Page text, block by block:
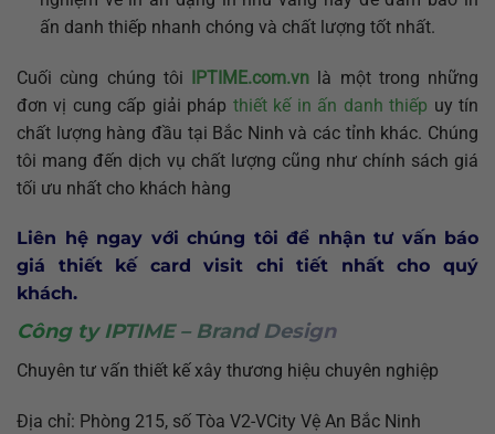
ấn danh thiếp nhanh chóng và chất lượng tốt nhất.
Cuối cùng chúng tôi IPTIME.com.vn là một trong những
đơn vị cung cấp giải pháp thiết kế in ấn danh thiếp uy tín
chất lượng hàng đầu tại Bắc Ninh và các tỉnh khác. Chúng
tôi mang đến dịch vụ chất lượng cũng như chính sách giá
tối ưu nhất cho khách hàng
Liên hệ ngay với chúng tôi để nhận tư vấn báo
giá thiết kế card visit chi tiết nhất cho quý
khách.
Công ty IPTIME – Brand Design
Chuyên tư vấn thiết kế xây thương hiệu chuyên nghiệp
Địa chỉ: Phòng 215, số Tòa V2-VCity Vệ An Bắc Ninh